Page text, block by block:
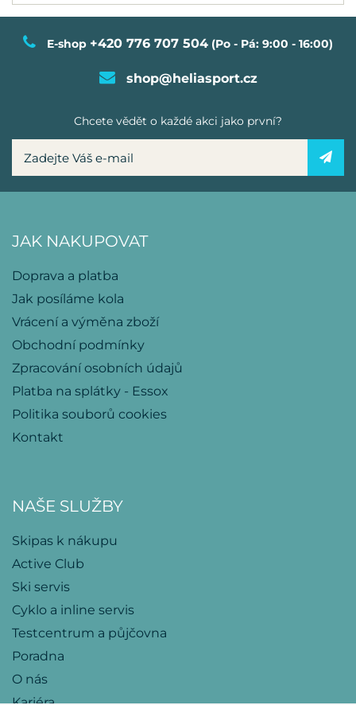
E-shop +420 776 707 504 (Po - Pá: 9:00 - 16:00)
shop@heliasport.cz
Chcete vědět o každé akci jako první?
JAK NAKUPOVAT
Doprava a platba
Jak posíláme kola
Vrácení a výměna zboží
Obchodní podmínky
Zpracování osobních údajů
Platba na splátky - Essox
Politika souborů cookies
Kontakt
NAŠE SLUŽBY
Skipas k nákupu
Active Club
Ski servis
Cyklo a inline servis
Testcentrum a půjčovna
Poradna
O nás